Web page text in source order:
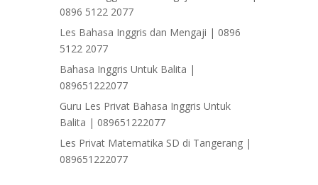
0896 5122 2077
Les Bahasa Inggris dan Mengaji | 0896
5122 2077
Bahasa Inggris Untuk Balita |
089651222077
Guru Les Privat Bahasa Inggris Untuk
Balita | 089651222077
Les Privat Matematika SD di Tangerang |
089651222077